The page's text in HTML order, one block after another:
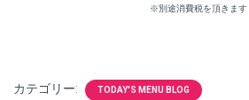
※別途消費税を頂きます
カテゴリー: TODAY'S MENU BLOG